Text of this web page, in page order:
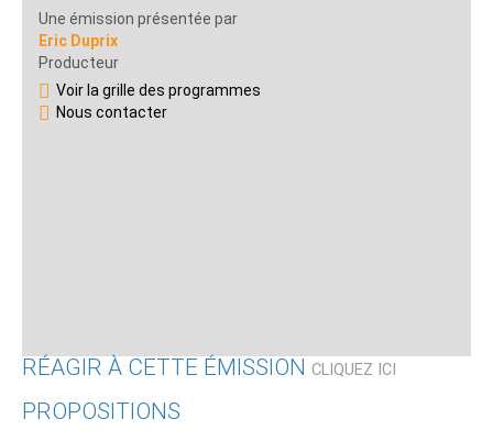
Une émission présentée par
Eric Duprix
Producteur
Voir la grille des programmes
Nous contacter
RÉAGIR À CETTE ÉMISSION CLIQUEZ ICI
PROPOSITIONS